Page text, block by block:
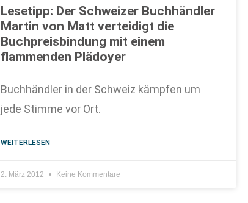
Lesetipp: Der Schweizer Buchhändler
Martin von Matt verteidigt die
Buchpreisbindung mit einem
flammenden Plädoyer
Buchhändler in der Schweiz kämpfen um
jede Stimme vor Ort.
WEITERLESEN
2. März 2012 Keine Kommentare